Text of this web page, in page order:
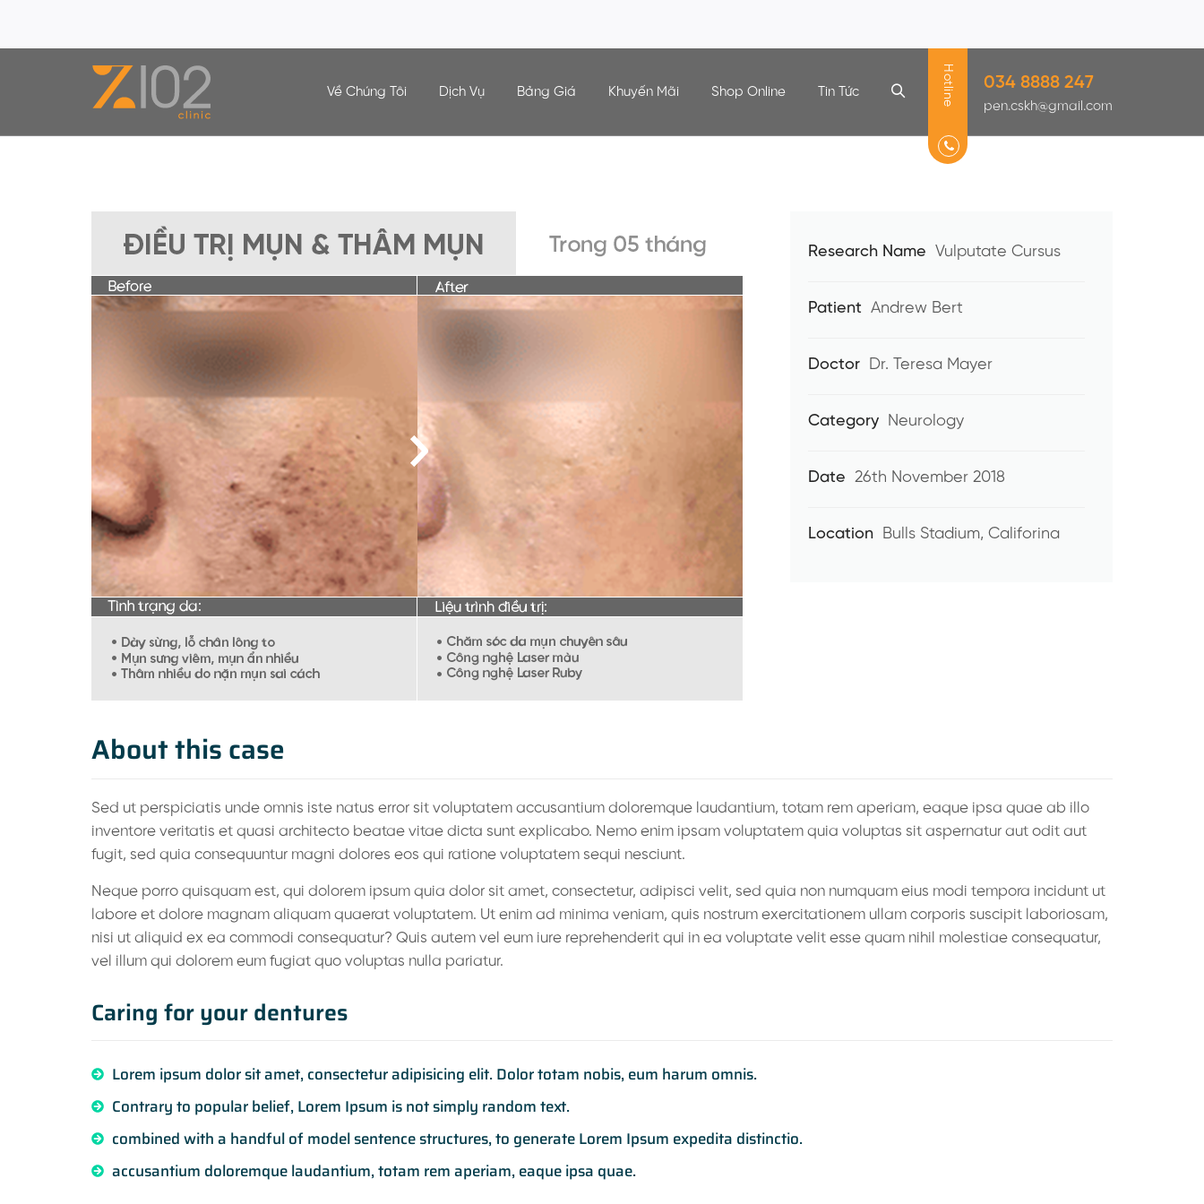
Hotline 034 8888 247
pen.cskh@gmail.com
Về Chúng Tôi Dịch Vụ Bảng Giá Khuyến Mãi Shop Online
Tin Tức
Điều Trị Mụn & Thâm Mụn
Research Name Vulputate Cursus
Patient Andrew Bert
Doctor Dr. Teresa Mayer
Category Neurology
Date 26th November 2018
Location Bulls Stadium, Califorina
About this case
Sed ut perspiciatis unde omnis iste natus error sit voluptatem accusantium doloremque laudantium, totam rem aperiam, eaque ipsa quae ab illo
inventore veritatis et quasi architecto beatae vitae dicta sunt explicabo. Nemo enim ipsam voluptatem quia voluptas sit aspernatur aut odit aut
fugit, sed quia consequuntur magni dolores eos qui ratione voluptatem sequi nesciunt.
Neque porro quisquam est, qui dolorem ipsum quia dolor sit amet, consectetur, adipisci velit, sed quia non numquam eius modi tempora incidunt ut
labore et dolore magnam aliquam quaerat voluptatem. Ut enim ad minima veniam, quis nostrum exercitationem ullam corporis suscipit laboriosam,
nisi ut aliquid ex ea commodi consequatur? Quis autem vel eum iure reprehenderit qui in ea voluptate velit esse quam nihil molestiae consequatur,
vel illum qui dolorem eum fugiat quo voluptas nulla pariatur.
Caring for your dentures
Lorem ipsum dolor sit amet, consectetur adipisicing elit. Dolor totam nobis, eum harum omnis.
Contrary to popular belief, Lorem Ipsum is not simply random text.
combined with a handful of model sentence structures, to generate Lorem Ipsum expedita distinctio.
accusantium doloremque laudantium, totam rem aperiam, eaque ipsa quae.